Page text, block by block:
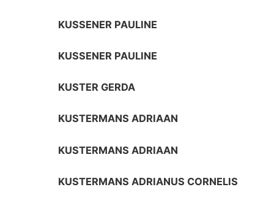
KUSSENER PAULINE
KUSSENER PAULINE
KUSTER GERDA
KUSTERMANS ADRIAAN
KUSTERMANS ADRIAAN
KUSTERMANS ADRIANUS CORNELIS